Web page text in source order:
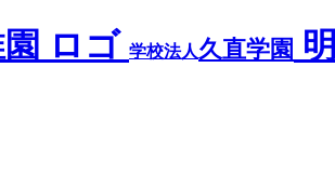
学校法人久直学園